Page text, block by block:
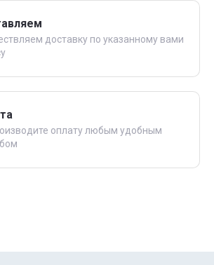
доставку по указанному вами
оплату любым удобным